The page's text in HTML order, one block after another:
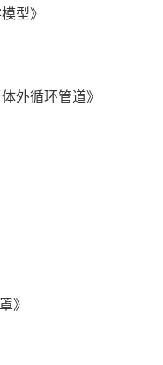
型》
外循环管道》
》